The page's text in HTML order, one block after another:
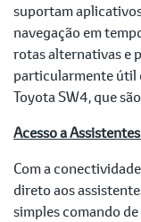
suportam
navegação em
rotas alternativas e
particularmente útil
Toyota SW4, que
Acesso a
Com a
direto aos
simples comando